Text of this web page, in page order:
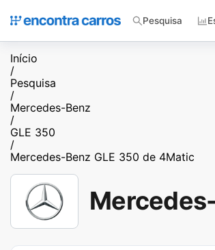
Pesquisa
Início
/
Pesquisa
/
Mercedes-Benz
/
GLE 350
/
Mercedes-Benz GLE 350 de 4Matic